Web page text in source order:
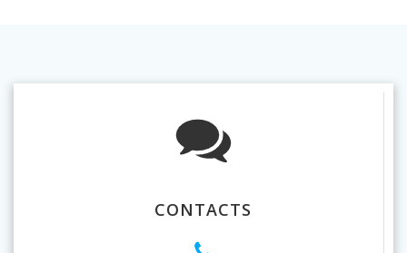
CONTACTS